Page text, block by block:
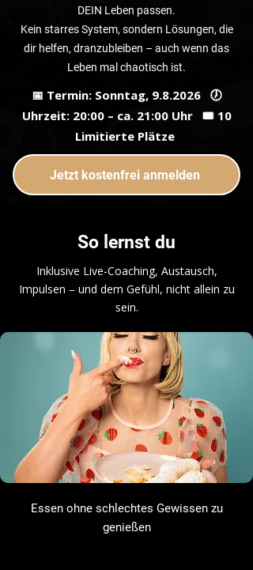
DEIN Leben passen.
Kein starres System, sondern Lösungen, die
dir helfen, dranzubleiben – auch wenn das
Leben mal chaotisch ist.
📅 Termin: Sonntag, 9.8.2026 🕖
Uhrzeit: 20:00 – ca. 21:00 Uhr 🎟️ 10
Limitierte Plätze
Jetzt kostenfrei anmelden
So lernst du
Inklusive Live-Coaching, Austausch,
Impulsen – und dem Gefühl, nicht allein zu
sein.
Essen ohne schlechtes Gewissen zu
genießen